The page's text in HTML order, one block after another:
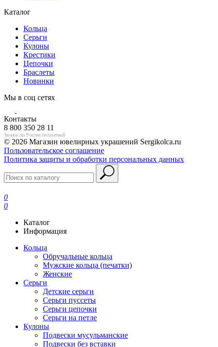
Каталог
Кольца
Серьги
Кулоны
Крестики
Цепочки
Браслеты
Новинки
Мы в соц сетях
Контакты
8 800 350 28 11
Звонок по России бесплатный
© 2026 Магазин ювелирных украшений Sergikolca.ru
Пользовательское соглашение
Политика защиты и обработки персональных данных
0
0
Каталог
Информация
Кольца
Обручальные кольца
Мужские кольца (печатки)
Женские
Серьги
Детские серьги
Серьги пуссеты
Серьги цепочки
Серьги на петле
Кулоны
Подвески мусульманские
Подвески без вставки